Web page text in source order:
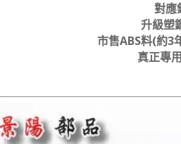
對應
升級塑
市售ABS料(約3
真正專